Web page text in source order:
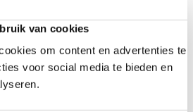
van cookies
om content en advertenties te
voor social media te bieden en